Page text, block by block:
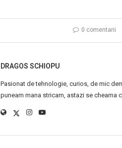
0 comentarii
DRAGOS SCHIOPU
Pasionat de tehnologie, curios, de mic
puneam mana stricam, astazi se cheama